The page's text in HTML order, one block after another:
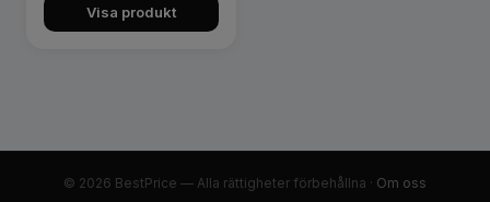
Visa produkt
© 2026 BestPrice — Alla rättigheter förbehållna · Om oss